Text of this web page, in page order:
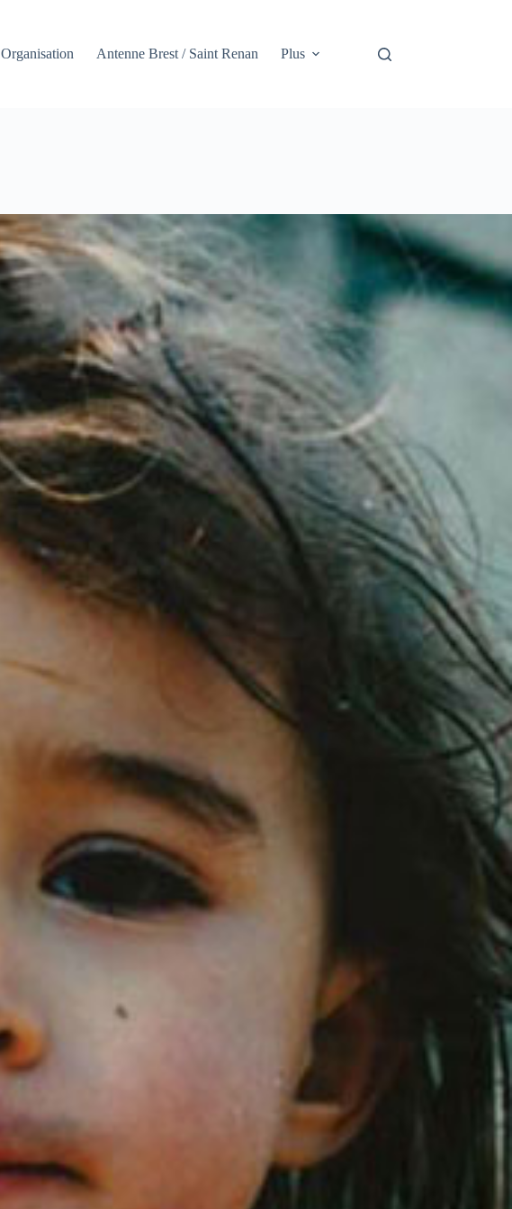
Organisation Antenne Brest / Saint Renan Plus